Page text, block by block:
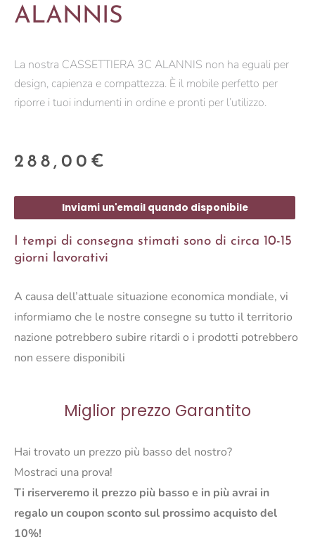
ALANNIS
La nostra CASSETTIERA 3C ALANNIS non ha eguali per
design, capienza e compattezza. È il mobile perfetto per
riporre i tuoi indumenti in ordine e pronti per l’utilizzo.
288,00 €
Inviami un'email quando disponibile
I tempi di consegna stimati sono di circa 10-15
giorni lavorativi
A causa dell’attuale situazione economica mondiale, vi
informiamo che le nostre consegne su tutto il territorio
nazione potrebbero subire ritardi o i prodotti potrebbero
non essere disponibili
Miglior prezzo Garantito
Hai trovato un prezzo più basso del nostro?
Mostraci una prova!
Ti riserveremo il prezzo più basso e in più avrai in
regalo un coupon sconto sul prossimo acquisto del
10%!